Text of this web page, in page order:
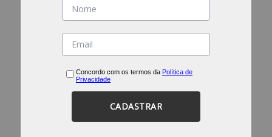
Concordo com os termos da Política de
Privacidade
CADASTRAR